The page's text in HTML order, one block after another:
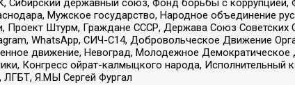
Сибирский державный союз, Фонд борьбы с
Мужское государство, Народное объединение
Штурм, Граждане СССР, Держава Союз Советских
WhatsApp, СИЧ-С14, Добровольческое Движение
движение, Невоград, Молодежное
Конгресс ойрат-калмыцкого народа, Исполнительный
ЛГБТ, Я.МЫ Сергей Фургал